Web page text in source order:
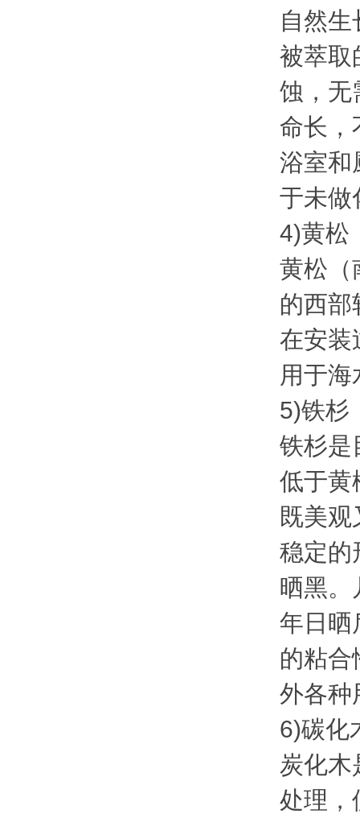
自然
被萃取
蚀，无
命长，
浴室和
于未做
4)黄松
黄松（
的西部
在安装
用于
5)铁杉
铁杉是
低于黄
既美
稳定的
晒黑。
年日晒
的粘合
外各种
6)碳化
炭化木
处理，